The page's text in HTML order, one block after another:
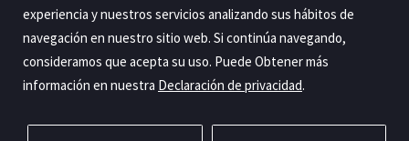
29-Julio-2026
Copyright@2026 Estrategia Empresarial
Privacidad Aviso legal Política de cookies Contacto RSS
experiencia y nuestros servicios analizando sus hábitos de
navegación en nuestro sitio web. Si continúa navegando,
consideramos que acepta su uso. Puede Obtener más
información en nuestra Declaración de privacidad.